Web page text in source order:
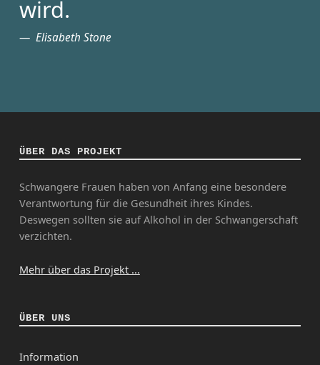
wird.
Elisabeth Stone
ÜBER DAS PROJEKT
Schwangere Frauen haben von Anfang eine besondere
Verantwortung für die Gesundheit ihres Kindes.
Deswegen sollten sie auf Alkohol in der Schwangerschaft
verzichten.
Mehr über das Projekt ...
ÜBER UNS
Information